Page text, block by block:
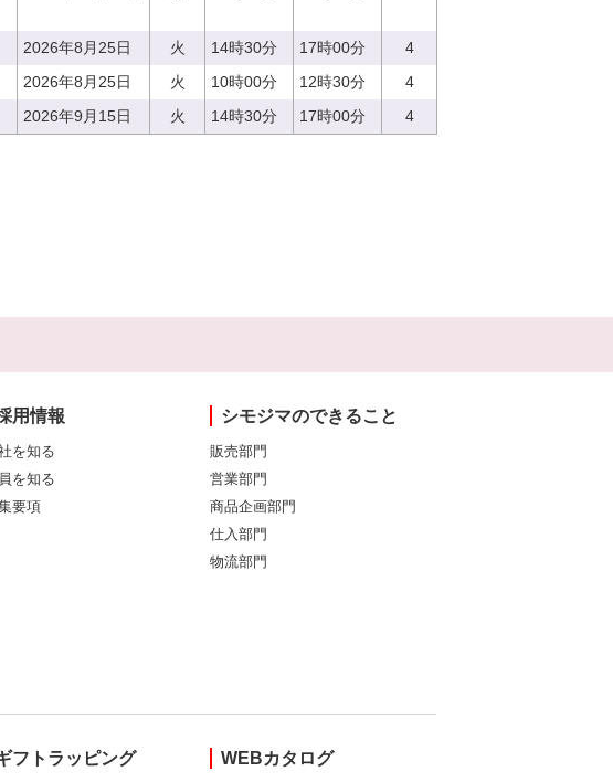
2026年8月25日 火 14時30分 17時00分
4
2026年8月25日 火 10時00分 12時30分
4
2026年9月15日 火 14時30分 17時00分 4
用情報
を知る
を知る
要項
シモジマのできること
販売部門
営業部門
商品企画部門
仕入部門
物流部門
フトラッピング WEBカタログ